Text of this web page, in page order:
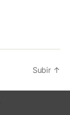
Subir ↑